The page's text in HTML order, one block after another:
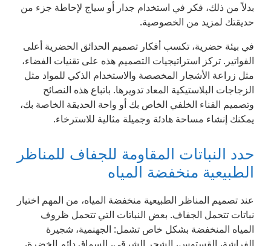
بدلاً من ذلك، فكر في استخدام جدار أو سياج لإحاطة جزء من
حديقتك لمزيد من الخصوصية.
في بيئة حضرية، تكسب أفكار تصميم الحدائق الحضرية أعلى
الفواتير. تركز استراتيجيات التصميم هذه على تقنيات الفضاء،
مثل زراعة الأشجار المخصصة والاستخدام الذكي للمواد مثل
الزجاجات البلاستيكية المعاد تدويرها. باتباع هذه النصائح
وتصميم الفناء الخلفي الخاص بك أو واحة الحديقة الخاصة بك،
يمكنك إنشاء مساحة هادئة وجميلة مثالية للاسترخاء.
حدد النباتات المقاومة للجفاف للمناظر
الطبيعية منخفضة المياه
عند تصميم المناظر الطبيعية منخفضة المياه، من المهم اختيار
نباتات تتحمل الجفاف. بعض النباتات التي تتحمل ظروف
المياه المنخفضة بشكل خاص تشمل: الجهنمية، شجيرة